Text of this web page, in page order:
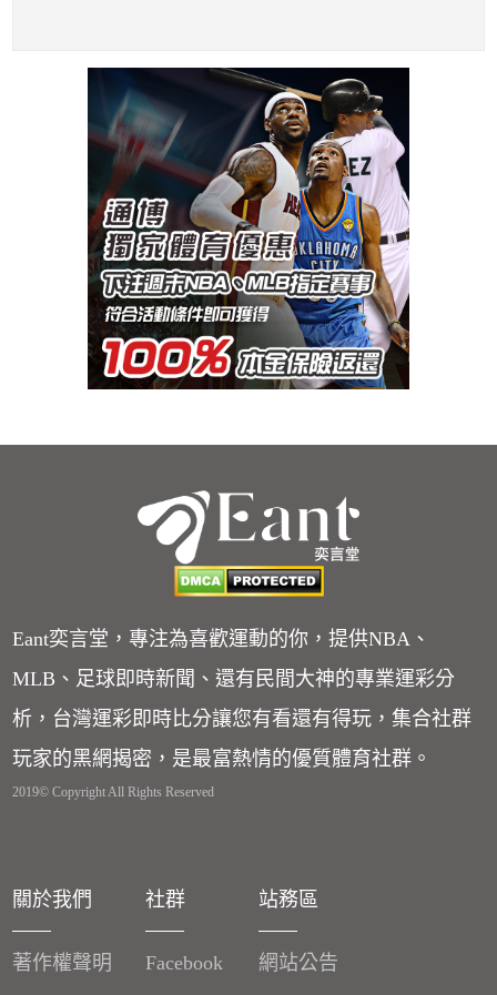
Eant奕言堂，專注為喜歡運動的你，提供NBA、
MLB、足球即時新聞、還有民間大神的專業運彩分
析，台灣運彩即時比分讓您有看還有得玩，集合社群
玩家的黑網揭密，是最富熱情的優質體育社群。
2019© Copyright All Rights Reserved
關於我們
著作權聲明
社群
Facebook
站務區
網站公告